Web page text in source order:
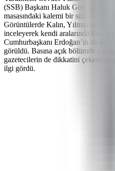
(SSB) Başkanı Haluk Görgün’ün
masasındaki kalemi bir süre
Görüntülerde Kalın, Yılmaz ve
inceleyerek kendi aralarında kısa
Cumhurbaşkanı Erdoğan’ın da
görüldü. Basına açık bölümde
gazetecilerin de dikkatini çekerken,
ilgi gördü.